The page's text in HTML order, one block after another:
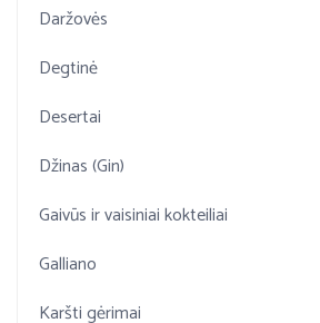
Daržovės
Degtinė
Desertai
Džinas (Gin)
Gaivūs ir vaisiniai kokteiliai
Galliano
Karšti gėrimai